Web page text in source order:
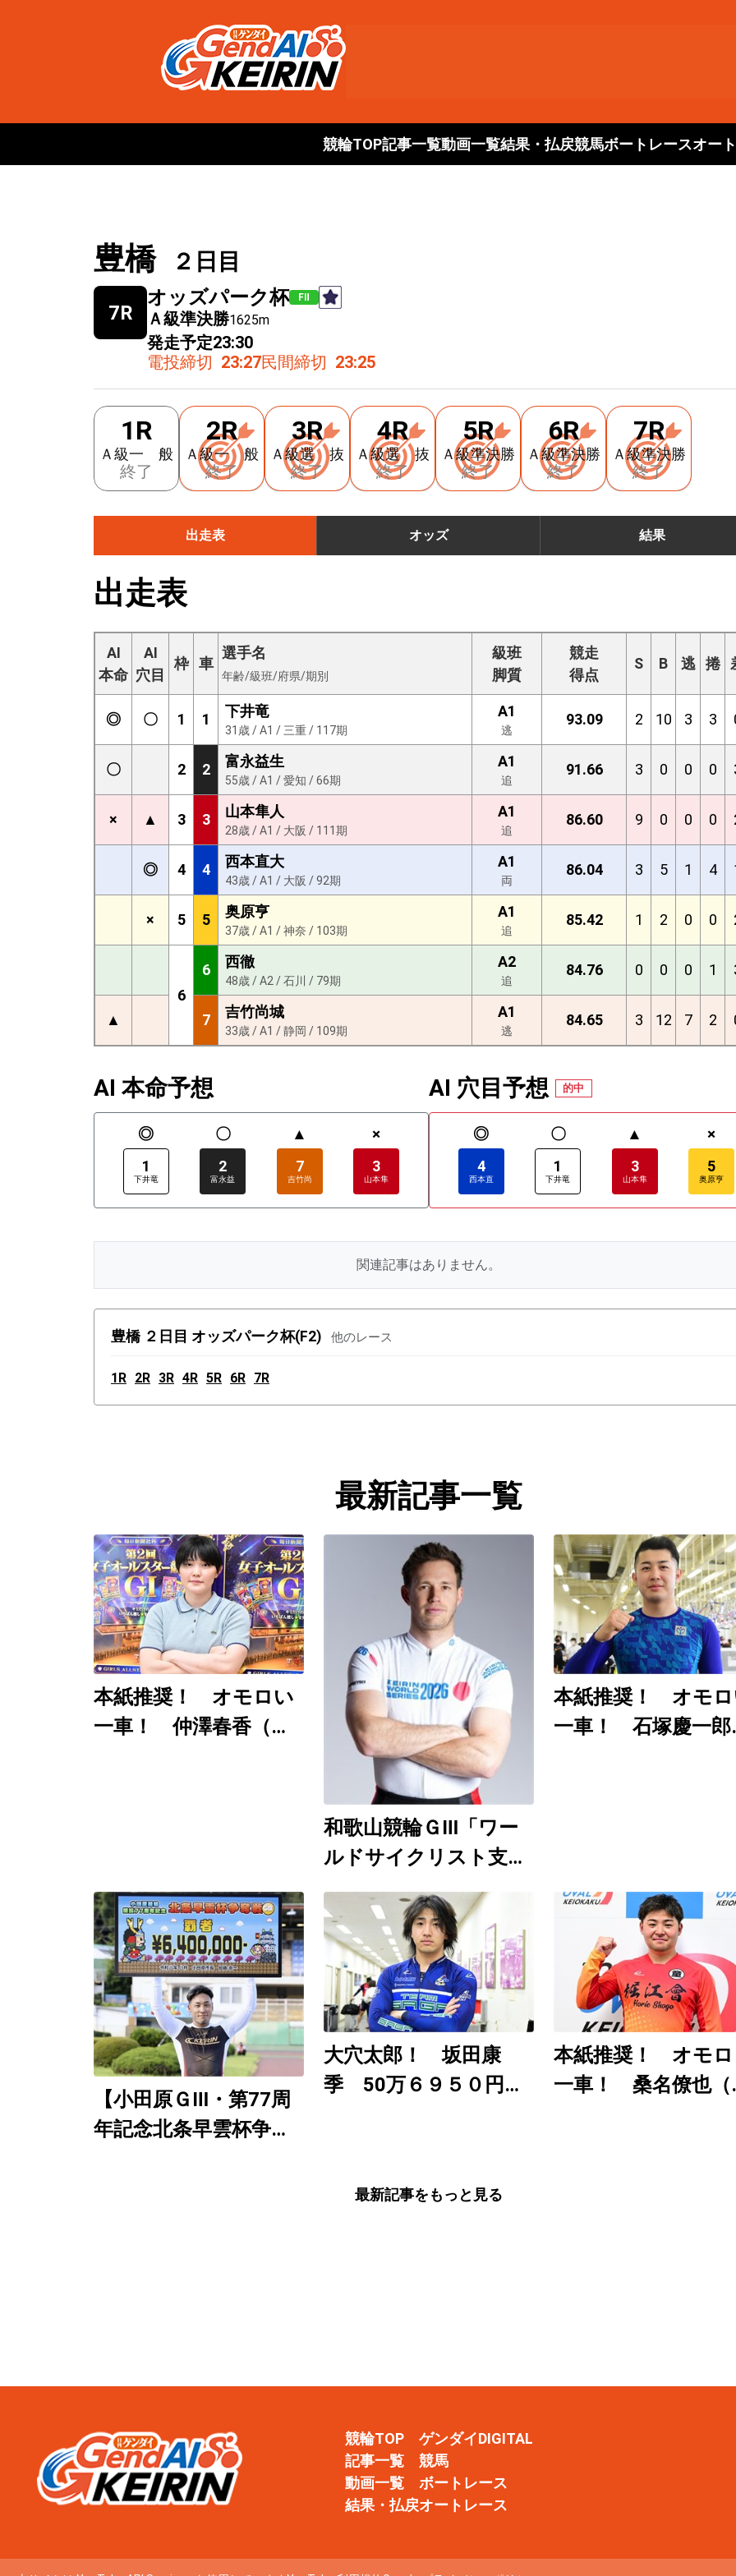
競輪TOP記事一覧動画一覧結果・払戻競馬ボートレースオー
豊橋 ２日目
7R
オッズパーク杯 FⅡ
Ａ級準決勝1625m
発走予定23:30
電投締切 23:27民間締切 23:25
1R
Ａ級一 般
終了
2R
Ａ級一 般
終了
3R
Ａ級選 抜
終了
4R
Ａ級選 抜
終了
5R
Ａ級準決勝
終了
6R
Ａ級準決勝
終了
7R
Ａ級準決勝
終了
出走表 オッズ 結果
出走表
AI
本命
AI
穴目
枠 車
選手名
年齢/級班/府県/期別
級班
脚質
競走
得点
S B 逃 捲
◎ 〇 1 1 下井竜
31歳 / A1 / 三重 / 117期
A1
逃
93.09 2 10 3 3
〇 2 2 富永益生
55歳 / A1 / 愛知 / 66期
A1
追
91.66 3 0 0 0
× ▲ 3 3 山本隼人
28歳 / A1 / 大阪 / 111期
A1
追
86.60 9 0 0 0
◎ 4 4 西本直大
43歳 / A1 / 大阪 / 92期
A1
両
86.04 3 5 1 4
× 5 5 奥原亨
37歳 / A1 / 神奈 / 103期
A1
追
85.42 1 2 0 0
6
6 西徹
48歳 / A2 / 石川 / 79期
A2
追
84.76 0 0 0 1
▲ 7 吉竹尚城
33歳 / A1 / 静岡 / 109期
A1
逃
84.65 3 12 7 2
AI 本命予想
◎
1
下井竜
〇
2
富永益
▲
7
吉竹尚
×
3
山本隼
AI 穴目予想 的中
◎
4
西本直
〇
1
下井竜
▲
3
山本隼
×
5
奥原亨
関連記事はありません。
豊橋 ２日目 オッズパーク杯(F2) 他のレース
1R 2R 3R 4R 5R 6R 7R
最新記事一覧
本紙推奨！ オモロい
一車！ 仲澤春香（佐
和歌山競輪ＧⅢ「ワー
ルドサイクリスト支援
競輪」8月6～9日開
催 日刊ゲンダイ
YouTubeチャンネルで
９日12時30分頃から予
想生配信
本紙推奨！ オモ
一車！ 石塚慶一郎
【小田原ＧⅢ・第77周
年記念北条早雲杯争奪
大穴太郎！ 坂田康
季 50万６９５０円
本紙推奨！ オモ
一車！ 桑名僚也（
最新記事をもっと見る
競輪TOP
記事一覧
動画一覧
結果・払戻
ゲンダイDIGITAL
競馬
ボートレース
オートレース